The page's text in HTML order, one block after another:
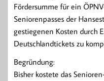
Fördersumme für ein
Seniorenpasses der
gestiegenen Kosten durch
Deutschlandtickets zu
Begründung:
Bisher kostete das